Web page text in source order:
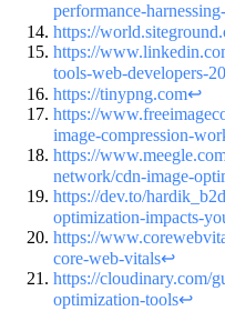
performance-
https://
https://
tools-web-developers-
https://tinypng.com↩
https://
image-compression-
https://
network/cdn-image-
https://dev.to/
optimization-impacts-
https://
core-web-vitals↩
https://cloudinary.com/
optimization-tools↩